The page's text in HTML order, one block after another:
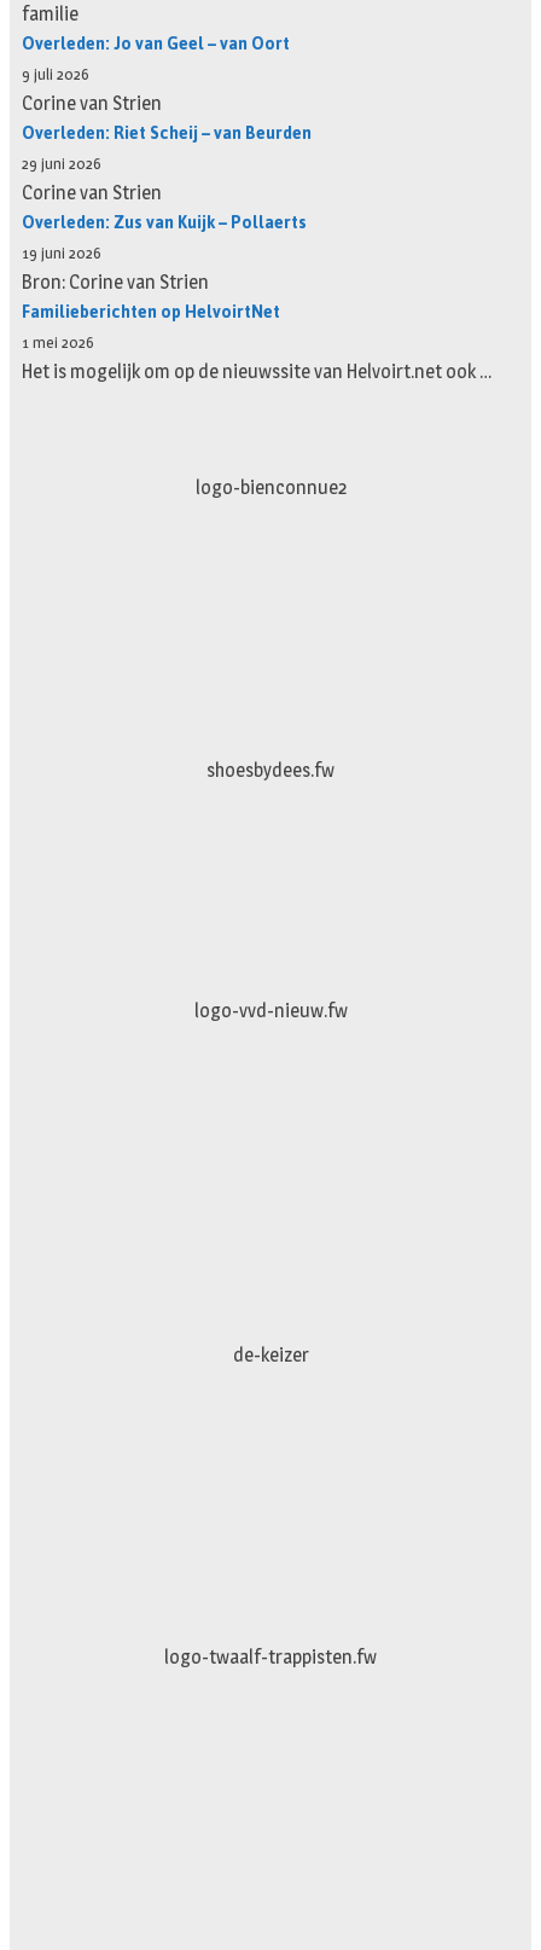
familie
Overleden: Jo van Geel – van Oort
9 juli 2026
Corine van Strien
Overleden: Riet Scheij – van Beurden
29 juni 2026
Corine van Strien
Overleden: Zus van Kuijk – Pollaerts
19 juni 2026
Bron: Corine van Strien
Familieberichten op HelvoirtNet
1 mei 2026
Het is mogelijk om op de nieuwssite van Helvoirt.net ook …
logo-movimiento.fw
shoesbydees.fw
logo-studiebegeleidinghelvoirt
logo-vvd-nieuw.fw
Puur-en-Pracht
de-keizer
logo-twaalf-trappisten.fw